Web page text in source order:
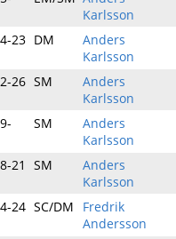
Karlsson
23 DM
Anders
Karlsson
26 SM
Anders
Karlsson
SM
Anders
Karlsson
21 SM
Anders
Karlsson
24 SC/DM
Fredrik
Andersson